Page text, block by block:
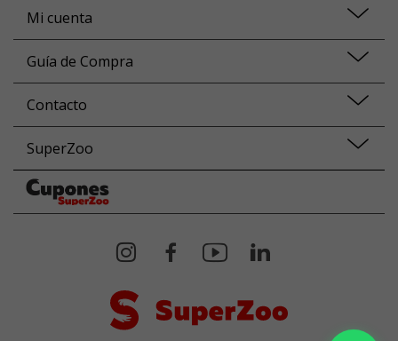
Mi cuenta
Guía de Compra
Contacto
SuperZoo